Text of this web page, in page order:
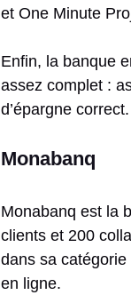
et One Minute
Enfin, la banque
assez complet :
d’épargne correct.
Monabanq
Monabanq est la
clients et 200
dans sa
en ligne.